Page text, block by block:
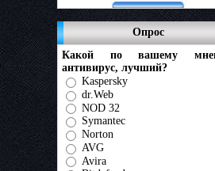
Опрос
Какой по вашему
антивирус, лучший?
Kaspersky
dr.Web
NOD 32
Symantec
Norton
AVG
Avira